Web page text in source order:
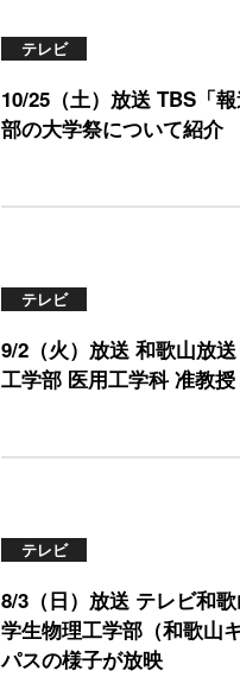
テレビ
10/25（土）放送 TBS「
部の大学祭について紹介
テレビ
9/2（火）放送 和歌山放
工学部 医用工学科 准教
テレビ
8/3（日）放送 テレビ和
学生物理工学部（和歌山
パスの様子が放映